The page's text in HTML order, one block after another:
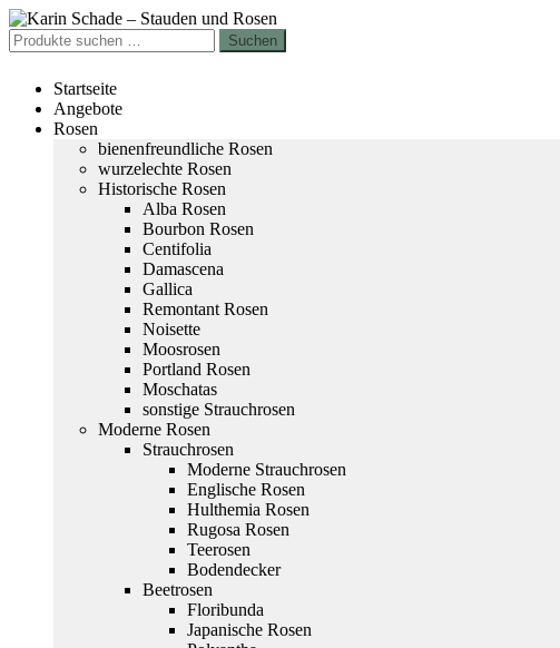
Zur
Navigation
springen
Zum
Inhalt
springen
Suchen
nach:
Suchen
Startseite
Angebote
Rosen
bienenfreundliche Rosen
wurzelechte Rosen
Historische Rosen
Alba Rosen
Bourbon Rosen
Centifolia
Damascena
Gallica
Remontant Rosen
Noisette
Moosrosen
Portland Rosen
Moschatas
sonstige Strauchrosen
Moderne Rosen
Strauchrosen
Moderne Strauchrosen
Englische Rosen
Hulthemia Rosen
Rugosa Rosen
Teerosen
Bodendecker
Beetrosen
Floribunda
Japanische Rosen